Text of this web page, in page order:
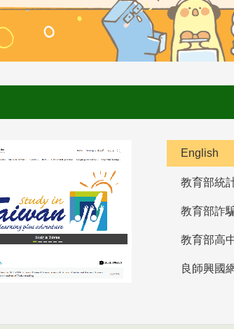
English
教育部統
教育部詐
良師興國